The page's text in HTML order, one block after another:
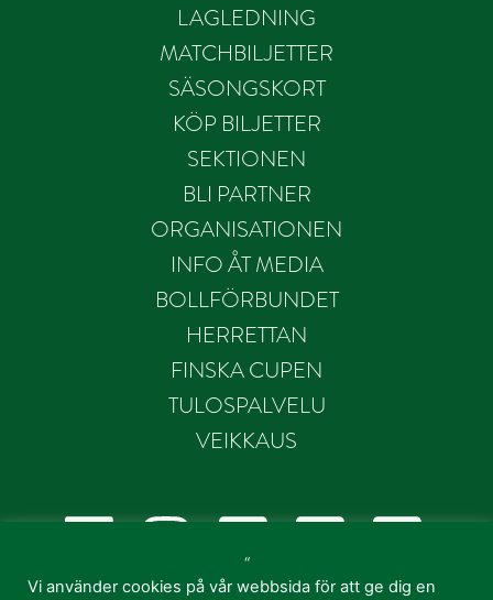
LAGLEDNING
MATCHBILJETTER
SÄSONGSKORT
KÖP BILJETTER
SEKTIONEN
BLI PARTNER
ORGANISATIONEN
INFO ÅT MEDIA
BOLLFÖRBUNDET
HERRETTAN
FINSKA CUPEN
TULOSPALVELU
VEIKKAUS
“
Vi använder cookies på vår webbsida för att ge dig en